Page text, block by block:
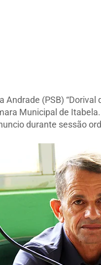
Andrade (PSB)
Municipal de
durante sessão